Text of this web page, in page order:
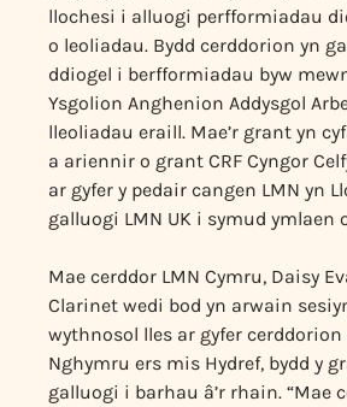
llochesi i alluogi perfformiadau
o leoliadau. Bydd cerddorion yn
ddiogel i berfformiadau byw
Ysgolion Anghenion Addysgol
lleoliadau eraill. Mae’r grant yn
a ariennir o grant CRF Cyngor
ar gyfer y pedair cangen LMN yn
galluogi LMN UK i symud ymlaen
Mae cerddor LMN Cymru, Daisy
Clarinet wedi bod yn arwain
wythnosol lles ar gyfer
Nghymru ers mis Hydref, bydd y
galluogi i barhau â’r rhain. “Mae